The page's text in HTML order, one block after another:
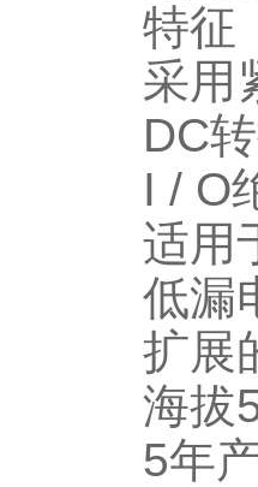
特征
采用
DC
I / O
适用
低漏
扩展
海拔
5年